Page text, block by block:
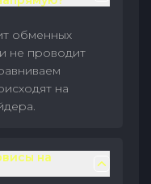
обменных
не проводит
на
на